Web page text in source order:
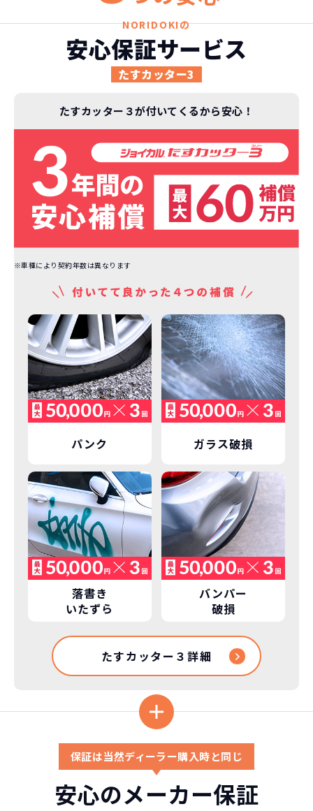
頭金不要で超低価格！憧れのクルマが手軽に乗れ
ます！
安さの秘密
高残価設定を実現！
ジョイカルジャパンが今まで培ってきた
日本全国・世界中の流通ネットワークと
価設定」を実現しました。
また特定の車両に絞ることによりこの価
格設定が可能となりました。
お車を返却いただく
必要があるため
通常のカーリースの場合、そのまま継続
して乗るか、購入するかなどを選べます。
しかし、NORIDOKIの場合は、車両を必
ず返却していただくことを前提とするこ
に新車なので故障の心配がありませんし、急なラ
イフスタイルの変化にも対応が可能です。
故障リスクが非常に低い
3年以内の契約なので、故障リスクが非常
に少なくなります。例え故障してもメーカ
ー保証があるから安心です。
契約リスクが少ない
ライフスタイルに合わせたお車の選択が
できます。急な引っ越し、転勤、家族が増
た車を選べるっていいとおもいません
新型の新車に 定期的に乗換
れています。
もちろん、その人によりますが、最新型
車に常に乗り続けられるのは気持ちよ
く、人にも自慢できます！
金など一切不要！月々「定額料金」をお支払い
いただくだけでご利用いただけます。
新車購入時の税金や
諸費用などが不要
ります。
これらの費用がコミコミの料金です。
継続的にかかる費用が
維持にかかる、毎年の｢自動車税｣はコミ
コミ。3年契約なので通常車検時にかかる
｢自動車重量税｣、｢自賠責保険料｣「整備
料」などが不要となります。
NORIDOKIの
安心保証サービス
たすカッター3
たすカッター３が付いてくるから安心！
※車種により契約年数は異なります
パンク ガラス破損
落書き
いたずら
バンパー
破損
たすカッター３詳細
保証は当然ディーラー購入時と同じ
安心のメーカー保証